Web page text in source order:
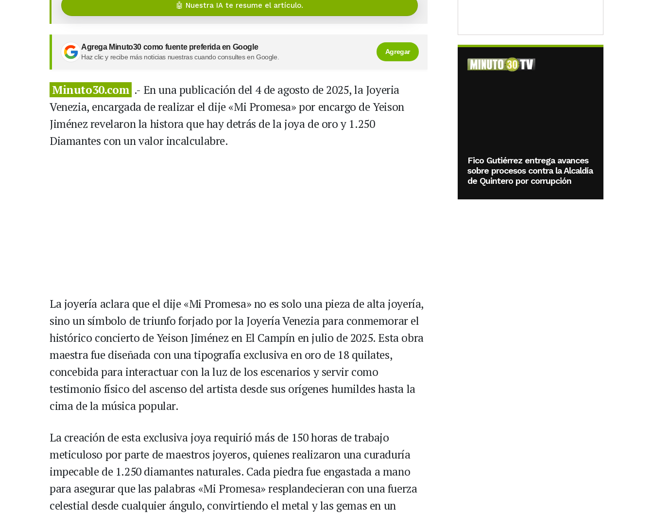
🤖 Nuestra IA te resume el artículo.
Agrega Minuto30 como fuente preferida en Google
Haz clic y recibe más noticias nuestras cuando consultes en Google.
Agregar
Minuto30.com .- En una publicación del 4 de agosto de 2025, la Joyeria
Venezia, encargada de realizar el dije «Mi Promesa» por encargo de Yeison
Jiménez revelaron la histora que hay detrás de la joya de oro y 1.250
Diamantes con un valor incalculabre.
La joyería aclara que el dije «Mi Promesa» no es solo una pieza de alta joyería,
sino un símbolo de triunfo forjado por la Joyería Venezia para conmemorar el
histórico concierto de Yeison Jiménez en El Campín en julio de 2025. Esta obra
maestra fue diseñada con una tipografía exclusiva en oro de 18 quilates,
concebida para interactuar con la luz de los escenarios y servir como
testimonio físico del ascenso del artista desde sus orígenes humildes hasta la
cima de la música popular.
La creación de esta exclusiva joya requirió más de 150 horas de trabajo
meticuloso por parte de maestros joyeros, quienes realizaron una curaduría
impecable de 1.250 diamantes naturales. Cada piedra fue engastada a mano
para asegurar que las palabras «Mi Promesa» resplandecieran con una fuerza
celestial desde cualquier ángulo, convirtiendo el metal y las gemas en un
Fico Gutiérrez entrega avances
sobre procesos contra la Alcaldía
de Quintero por corrupción